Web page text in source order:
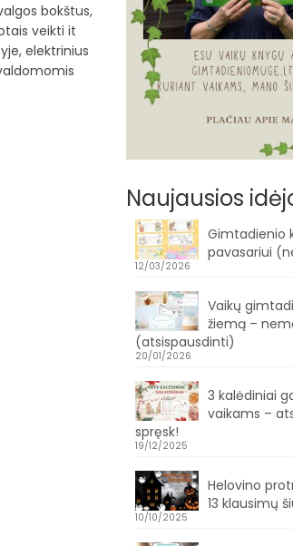
bokštus,
veikti it
elektrinius
Naujausios
Gimtadienio
pavasariui
12/03/2026
Vaikų
žiemą –
(atsispausdinti)
20/01/2026
3 kalėdiniai
vaikams –
spręsk!
19/12/2025
Helovino
13 klausimų
10/10/2025